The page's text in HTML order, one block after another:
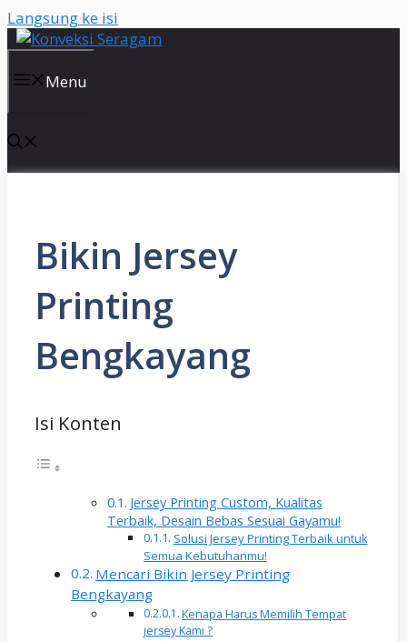
Langsung ke isi
Menu
Bikin Jersey
Printing
Bengkayang
Isi Konten
Jersey Printing Custom, Kualitas
Terbaik, Desain Bebas Sesuai Gayamu!
Solusi Jersey Printing Terbaik untuk
Semua Kebutuhanmu!
Mencari Bikin Jersey Printing
Bengkayang
Kenapa Harus Memilih Tempat
jersey Kami ?